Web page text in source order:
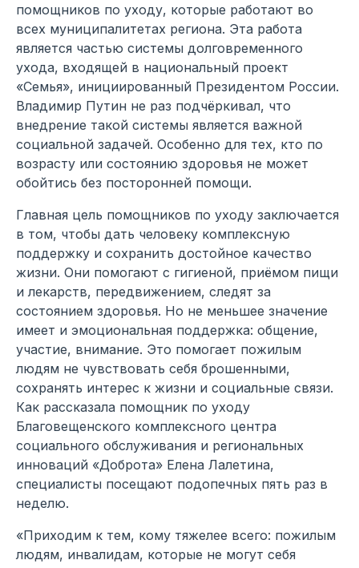
помощников по уходу, которые работают во
всех муниципалитетах региона. Эта работа
является частью системы долговременного
ухода, входящей в национальный проект
«Семья», инициированный Президентом России.
Владимир Путин не раз подчёркивал, что
внедрение такой системы является важной
социальной задачей. Особенно для тех, кто по
возрасту или состоянию здоровья не может
обойтись без посторонней помощи.
Главная цель помощников по уходу заключается
в том, чтобы дать человеку комплексную
поддержку и сохранить достойное качество
жизни. Они помогают с гигиеной, приёмом пищи
и лекарств, передвижением, следят за
состоянием здоровья. Но не меньшее значение
имеет и эмоциональная поддержка: общение,
участие, внимание. Это помогает пожилым
людям не чувствовать себя брошенными,
сохранять интерес к жизни и социальные связи.
Как рассказала помощник по уходу
Благовещенского комплексного центра
социального обслуживания и региональных
инноваций «Доброта» Елена Лалетина,
специалисты посещают подопечных пять раз в
неделю.
«Приходим к тем, кому тяжелее всего: пожилым
людям, инвалидам, которые не могут себя